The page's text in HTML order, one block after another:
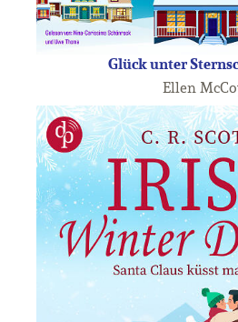
Glück unter
Ellen